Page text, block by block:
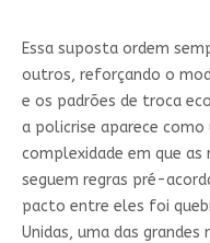
Essa suposta ordem
outros, reforçando o
e os padrões de troca
a policrise aparece
complexidade em que as
seguem regras pré-
pacto entre eles foi
Unidas, uma das